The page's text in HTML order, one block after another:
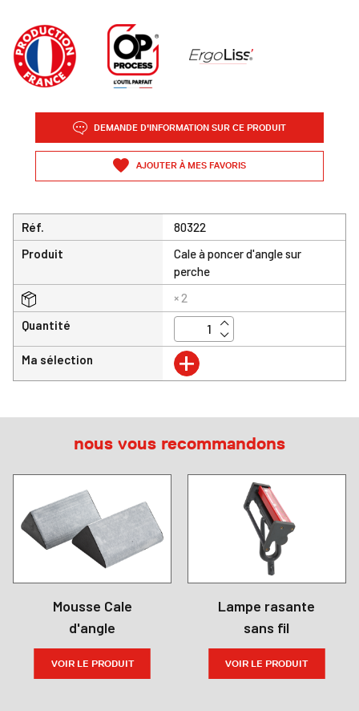
DEMANDE D'INFORMATION SUR CE PRODUIT
AJOUTER À MES FAVORIS
Réf.
80322
Produit
Cale à poncer d'angle sur
perche
× 2
Quantité
Ma sélection +
nous vous recommandons
Mousse Cale
d'angle
VOIR LE PRODUIT
Lampe rasante
sans fil
VOIR LE PRODUIT